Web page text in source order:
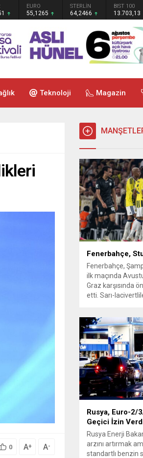
EURO
55,1265
STERLİN
64,2466
BIST 100
13.703,13
Teknoloji Magazin
0 A+ A-
Fenerbahçe,
Fenerbahçe,
ilk maçında
Graz karşısında
etti. Sarı-
sağladı.
mücadeleyi
planlarına dair
sorumlu yönetici
Rusya, Euro-2/
Geçici İzin
Rusya Enerji
arzını artırmak
standartlı benzin